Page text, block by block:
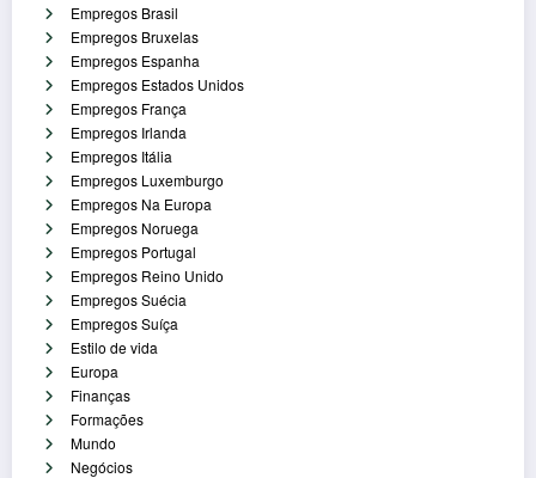
Empregos Brasil
Empregos Bruxelas
Empregos Espanha
Empregos Estados Unidos
Empregos França
Empregos Irlanda
Empregos Itália
Empregos Luxemburgo
Empregos Na Europa
Empregos Noruega
Empregos Portugal
Empregos Reino Unido
Empregos Suécia
Empregos Suíça
Estilo de vida
Europa
Finanças
Formações
Mundo
Negócios